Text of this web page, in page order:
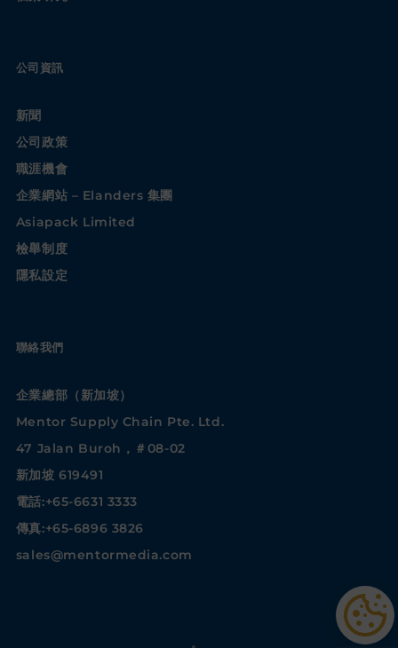
公司資訊
新聞
公司政策
職涯機會
企業網站 – Elanders 集團
Asiapack Limited
檢舉制度
隱私設定
聯絡我們
企業總部（新加坡）
Mentor Supply Chain Pte. Ltd.
47 Jalan Buroh，＃08-02
新加坡 619491
電話:+65-6631 3333
傳真:+65-6896 3826
sales@mentormedia.com